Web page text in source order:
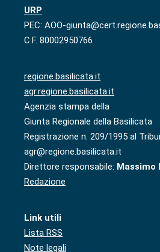
URP
PEC: AOO-
C.F. 80002950766
regione.basilicata.it
agr.regione.basilicata.it
Agenzia stampa della
Giunta Regionale della Basilicata
Registrazione n. 209/1995 al
agr@regione.basilicata.it
Direttore responsabile: Massimo
Redazione
Link utili
Lista RSS
Note legali